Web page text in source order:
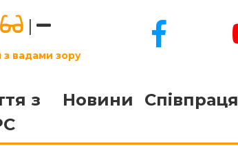
|
вадами зору
з
Новини Співпраця